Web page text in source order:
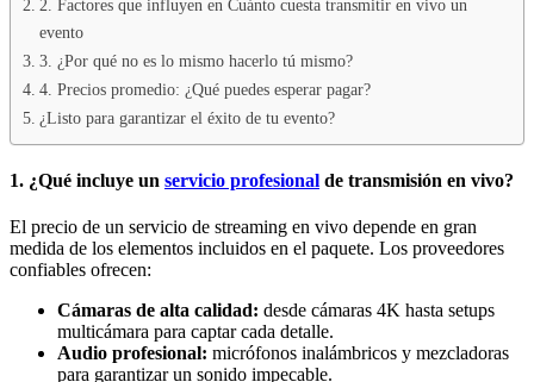
2. Factores que influyen en Cuánto cuesta transmitir en vivo un
evento
3. ¿Por qué no es lo mismo hacerlo tú mismo?
4. Precios promedio: ¿Qué puedes esperar pagar?
¿Listo para garantizar el éxito de tu evento?
1. ¿Qué incluye un servicio profesional de transmisión en vivo?
El precio de un servicio de streaming en vivo depende en gran
medida de los elementos incluidos en el paquete. Los proveedores
confiables ofrecen:
Cámaras de alta calidad: desde cámaras 4K hasta setups
multicámara para captar cada detalle.
Audio profesional: micrófonos inalámbricos y mezcladoras
para garantizar un sonido impecable.